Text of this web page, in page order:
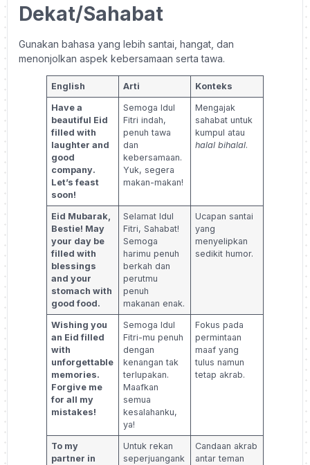
Dekat/Sahabat
Gunakan bahasa yang lebih santai, hangat, dan
menonjolkan aspek kebersamaan serta tawa.
English Arti Konteks
Have a
beautiful Eid
filled with
laughter and
good
company.
Let’s feast
soon!
Semoga Idul
Fitri indah,
penuh tawa
dan
kebersamaan.
Yuk, segera
makan-makan!
Mengajak
sahabat untuk
kumpul atau
halal bihalal.
Eid Mubarak,
Bestie! May
your day be
filled with
blessings
and your
stomach with
good food.
Selamat Idul
Fitri, Sahabat!
Semoga
harimu penuh
berkah dan
perutmu
penuh
makanan enak.
Ucapan santai
yang
menyelipkan
sedikit humor.
Wishing you
an Eid filled
with
unforgettable
memories.
Forgive me
for all my
mistakes!
Semoga Idul
Fitri-mu penuh
dengan
kenangan tak
terlupakan.
Maafkan
semua
kesalahanku,
ya!
Fokus pada
permintaan
maaf yang
tulus namun
tetap akrab.
To my
partner in
Untuk rekan
seperjuangank
Candaan akrab
antar teman